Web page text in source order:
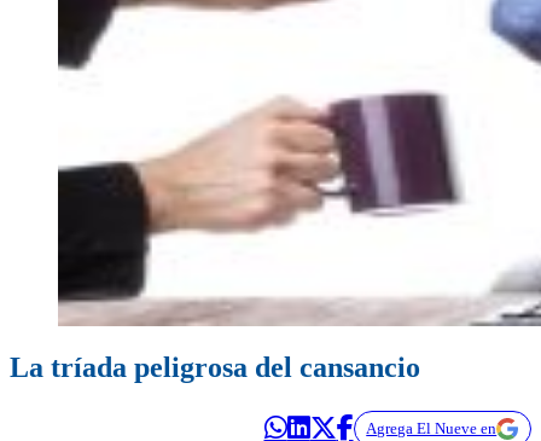
La tríada peligrosa del cansancio
Agrega El Nueve en